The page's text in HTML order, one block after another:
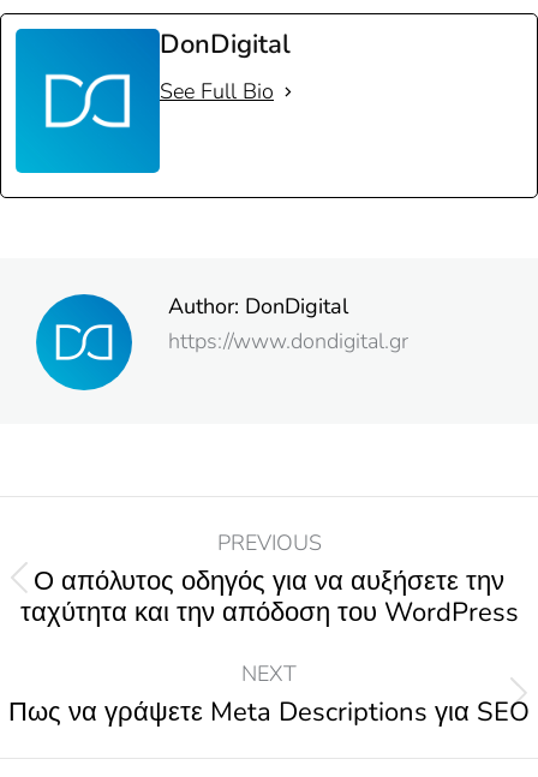
DonDigital
See Full Bio
Author: DonDigital
https://www.dondigital.gr
PREVIOUS
Ο απόλυτος οδηγός για να αυξήσετε την
ταχύτητα και την απόδοση του WordPress
NEXT
Πως να γράψετε Meta Descriptions για SEO